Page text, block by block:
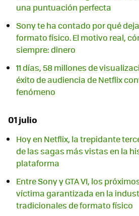
una puntuación perfecta
Sony te ha contado por qué
formato físico. El motivo real,
siempre: dinero
11 días, 58 millones de
éxito de audiencia de Netflix
fenómeno
01 julio
Hoy en Netflix, la trepidante
de las sagas más vistas en la
plataforma
Entre Sony y GTA VI, los
víctima garantizada en la
tradicionales de formato físico